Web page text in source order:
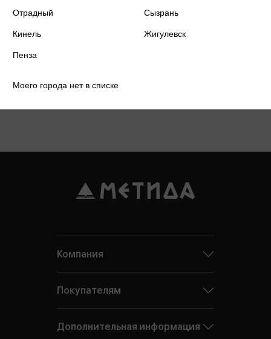
Подробнее о дисконтной карте
Отрадный Сызрань
Кинель Жигулевск
Пенза
Моего города нет в списке
Компания
Покупателям
Дополнительная информация